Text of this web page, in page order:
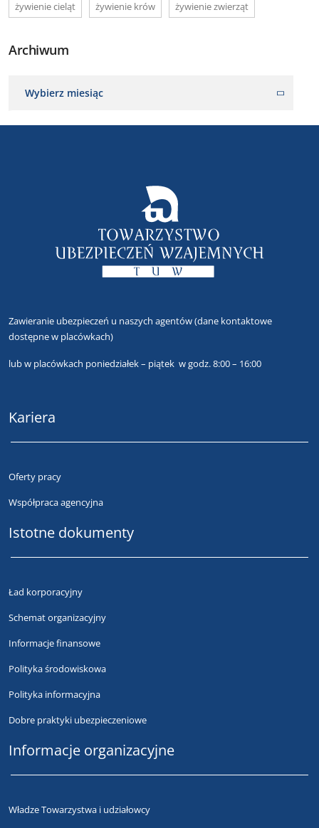
żywienie cieląt żywienie krów żywienie zwierząt
Archiwum
Wybierz miesiąc
Zawieranie ubezpieczeń u naszych agentów(dane kontaktowe
dostępne w placówkach)
lubw placówkach poniedziałek – piątek w godz. 8:00 – 16:00
Kariera
Oferty pracy
Współpraca agencyjna
Istotne dokumenty
Ład korporacyjny
Schemat organizacyjny
Informacje finansowe
Polityka środowiskowa
Polityka informacyjna
Dobre praktyki ubezpieczeniowe
Informacje organizacyjne
Władze Towarzystwa i udziałowcy